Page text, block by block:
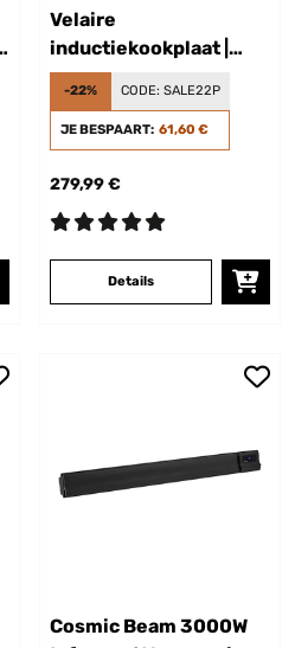
Velaire
inductiekookplaat |
stijlvol, minimalistisch,
ruimtebesparend | 3
kookzones | 5500 W | 45
-22% CODE: SALE22P
JE BESPAART: 61,60 €
279,99 €
Details
Cosmic Beam 3000W